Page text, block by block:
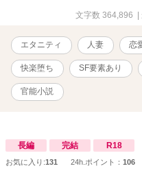
＾＾； ・・・と書き始めたの
ぇ……ッ！ 皆さん、「お気に
す！
文字数 364,896
エタニティ 人妻 恋
快楽堕ち SF要素あり
官能小説
長編 完結 R18
お気に入り:131 24h.ポイント： 106